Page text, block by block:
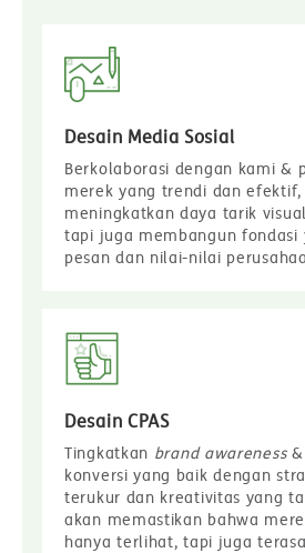
Desain Media Sosial
Berkolaborasi dengan kami &
merek yang trendi dan
meningkatkan daya tarik
tapi juga membangun fondasi
pesan dan nilai-nilai
Desain CPAS
Tingkatkan brand awareness&
konversi yang baik dengan
terukur dan kreativitas yang
akan memastikan bahwa
hanya terlihat, tapi juga